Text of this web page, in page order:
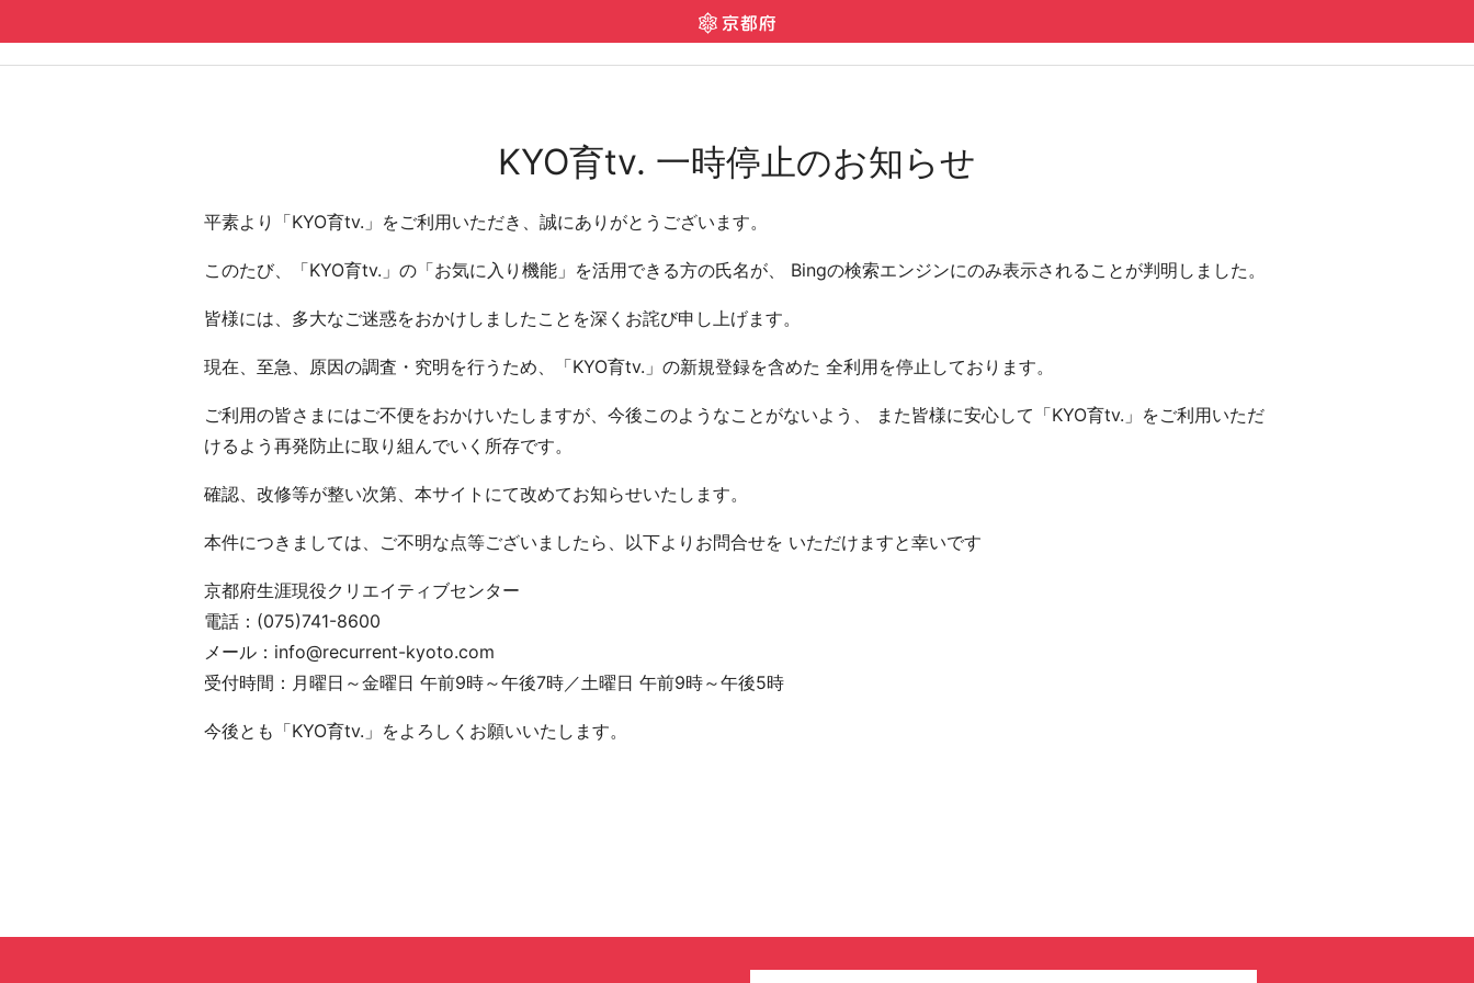
ナビゲーションへ
ホームへ
KYO育tv. 一時停止のお知らせ
平素より「KYO育tv.」をご利用いただき、誠にありがとうございます。
このたび、「KYO育tv.」の「お気に入り機能」を活用できる方の氏名が、 Bingの検索エンジンにのみ表示されることが判明しました。
皆様には、多大なご迷惑をおかけしましたことを深くお詫び申し上げます。
現在、至急、原因の調査・究明を行うため、「KYO育tv.」の新規登録を含めた 全利用を停止しております。
ご利用の皆さまにはご不便をおかけいたしますが、今後このようなことがないよう、 また皆様に安心して「KYO育tv.」をご利用いただ
けるよう再発防止に取り組んでいく所存です。
確認、改修等が整い次第、本サイトにて改めてお知らせいたします。
本件につきましては、ご不明な点等ございましたら、以下よりお問合せを いただけますと幸いです
京都府生涯現役クリエイティブセンター
電話：(075)741-8600
メール：info@recurrent-kyoto.com
受付時間：月曜日～金曜日 午前9時～午後7時／土曜日 午前9時～午後5時
今後とも「KYO育tv.」をよろしくお願いいたします。